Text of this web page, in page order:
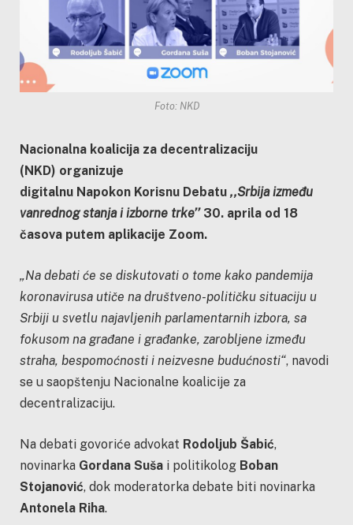
Foto: NKD
Nacionalna koalicija za decentralizaciju
(NKD) organizuje
digitalnu Napokon Korisnu Debatu ,,Srbija između
vanrednog stanja i izborne trke’’30. aprila od 18
časova putem aplikacije Zoom.
„Na debati će se diskutovati o tome kako pandemija
koronavirusa utiče na društveno-političku situaciju u
Srbiji u svetlu najavljenih parlamentarnih izbora, sa
fokusom na građane i građanke, zarobljene između
straha, bespomoćnosti i neizvesne budućnosti“, navodi
se u saopštenju Nacionalne koalicije za
decentralizaciju.
Na debati govoriće advokat Rodoljub Šabić,
novinarka Gordana Suša i politikolog Boban
Stojanović, dok moderatorka debate biti novinarka
Antonela Riha.